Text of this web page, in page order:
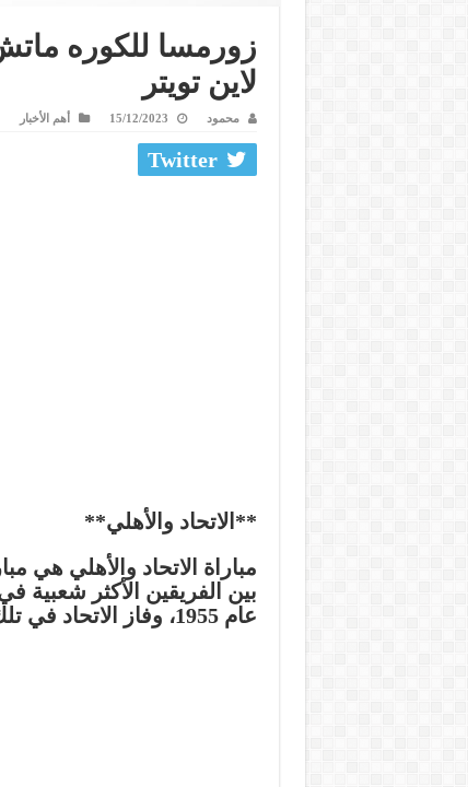
زورمسا للكوره
لاين تويتر
محمود 15/12/2023 أهم الأخبار
Twitter
**الاتحاد والأهلي**
مباراة الاتحاد والأهلي هي
بين الفريقين الأكثر شعبية
عام 1955، وفاز الاتحاد في تلك المباراة بنتيجة 2-1.